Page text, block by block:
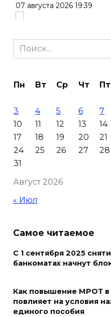
07 августа 2026 19:39
и турниры: как в
отметят День
В Таганроге из-за
отключили свет на
улицах
07 августа 2026 18:42
2000 жителей
осваивают новые
тысяч детей: в
области
07 августа 2026 18:30
Search
for:
Август 2026
Пн Вт Ср Чт Пт
3
4 5 6 7
10
11 12 13 14
17
18 19 20 21
24
25 26 27 28
31
« Июл
Самое читаемое
С 1 сентября 2025
банкоматах начнут
Как повышение МРОТ в
повлияет на условия
единого пособия